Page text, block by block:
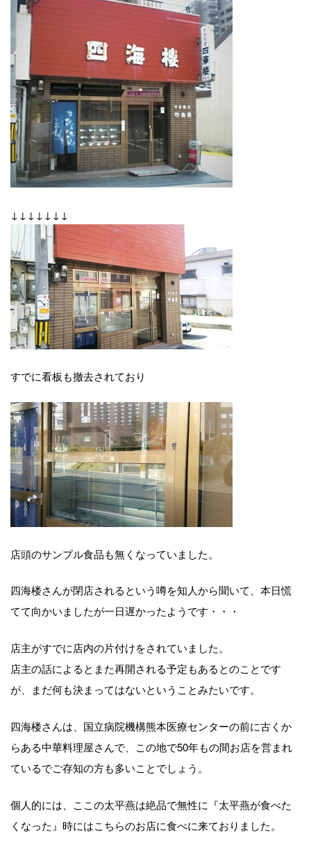
↓↓↓↓↓↓↓
すでに看板も撤去されており
店頭のサンプル食品も無くなっていました。
四海楼さんが閉店されるという噂を知人から聞いて、本日慌
てて向かいましたが一日遅かったようです・・・
店主がすでに店内の片付けをされていました。
店主の話によるとまた再開される予定もあるとのことです
が、まだ何も決まってはないということみたいです。
四海楼さんは、国立病院機構熊本医療センターの前に古くか
らある中華料理屋さんで、この地で50年もの間お店を営まれ
ているでご存知の方も多いことでしょう。
個人的には、ここの太平燕は絶品で無性に『太平燕が食べた
くなった』時にはこちらのお店に食べに来ておりました。